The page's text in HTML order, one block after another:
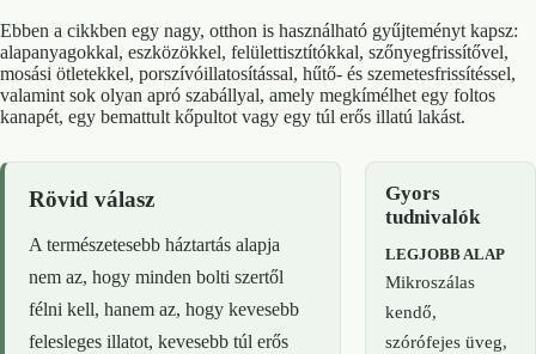
Ebben a cikkben egy nagy, otthon is használható gyűjteményt kapsz:
alapanyagokkal, eszközökkel, felülettisztítókkal, szőnyegfrissítővel,
mosási ötletekkel, porszívóillatosítással, hűtő- és szemetesfrissítéssel,
valamint sok olyan apró szabállyal, amely megkímélhet egy foltos
kanapét, egy bemattult kőpultot vagy egy túl erős illatú lakást.
Rövid válasz
A természetesebb háztartás alapja
nem az, hogy minden bolti szertől
félni kell, hanem az, hogy kevesebb
felesleges illatot, kevesebb túl erős
Gyors
tudnivalók
LEGJOBB ALAP
Mikroszálas
kendő,
szórófejes üveg,